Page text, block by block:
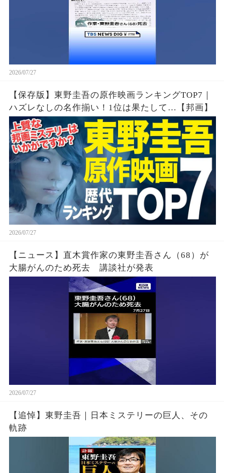
2026/07/27
【保存版】東野圭吾の原作映画ランキングTOP7｜
ハズレなしの名作揃い！1位は果たして…【邦画】
2026/07/27
【ニュース】直木賞作家の東野圭吾さん（68）が
大腸がんのため死去 講談社が発表
2026/07/27
【追悼】東野圭吾｜日本ミステリーの巨人、その
軌跡